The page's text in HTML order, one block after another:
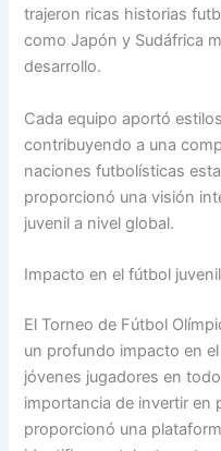
trajeron ricas historias
como Japón y Sudáfrica
desarrollo.
Cada equipo aportó
contribuyendo a una
naciones futbolísticas
proporcionó una visión
juvenil a nivel global.
Impacto en el fútbol
El Torneo de Fútbol
un profundo impacto en
jóvenes jugadores en
importancia de invertir en
proporcionó una